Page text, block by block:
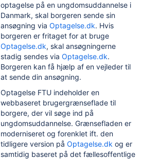
optagelse på en ungdomsuddannelse i
Danmark, skal borgeren sende sin
ansøgning via Optagelse.dk. Hvis
borgeren er fritaget for at bruge
Optagelse.dk, skal ansøgningerne
stadig sendes via Optagelse.dk.
Borgeren kan få hjælp af en vejleder til
at sende din ansøgning.
Optagelse FTU indeholder en
webbaseret brugergrænseflade til
borgere, der vil søge ind på
ungdomsuddannelse. Grænsefladen er
moderniseret og forenklet ift. den
tidligere version på Optagelse.dk og er
samtidig baseret på det fællesoffentlige